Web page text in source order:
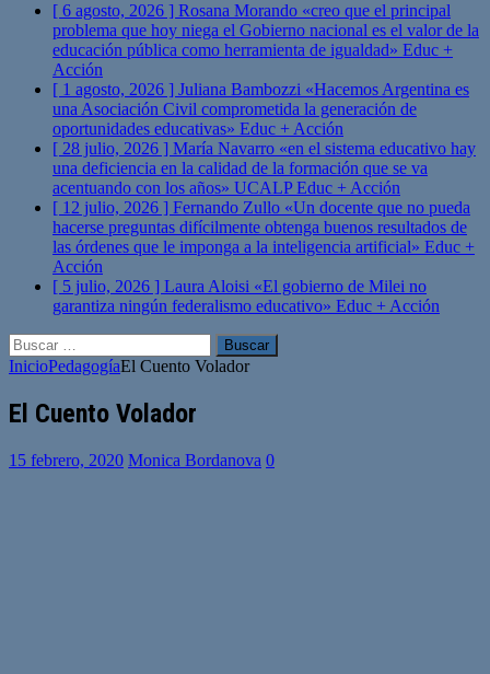
[ 6 agosto, 2026 ] Rosana Morando «creo que el principal
problema que hoy niega el Gobierno nacional es el valor de la
educación pública como herramienta de igualdad» Educ +
Acción
[ 1 agosto, 2026 ] Juliana Bambozzi «Hacemos Argentina es
una Asociación Civil comprometida la generación de
oportunidades educativas» Educ + Acción
[ 28 julio, 2026 ] María Navarro «en el sistema educativo hay
una deficiencia en la calidad de la formación que se va
acentuando con los años» UCALPEduc + Acción
[ 12 julio, 2026 ] Fernando Zullo «Un docente que no pueda
hacerse preguntas difícilmente obtenga buenos resultados de
las órdenes que le imponga a la inteligencia artificial» Educ +
Acción
[ 5 julio, 2026 ] Laura Aloisi «El gobierno de Milei no
garantiza ningún federalismo educativo» Educ + Acción
Buscar:
InicioPedagogíaEl Cuento Volador
El Cuento Volador
15 febrero, 2020 Monica Bordanova 0